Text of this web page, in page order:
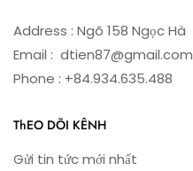
Address : Ngõ 158 Ngọc Hà
Email : dtien87@gmail.com
Phone : +84.934.635.488
ThEO DÕI KÊNH
Gửi tin tức mới nhất